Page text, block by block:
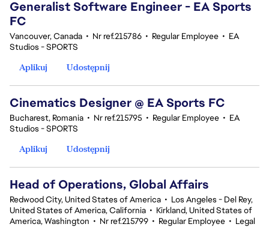
Generalist Software Engineer - EA Sports
FC
Vancouver, Canada • Nr ref.215786 • Regular Employee • EA
Studios - SPORTS
Aplikuj
Udostępnij
Cinematics Designer @ EA Sports FC
Bucharest, Romania • Nr ref.215795 • Regular Employee • EA
Studios - SPORTS
Aplikuj
Udostępnij
Head of Operations, Global Affairs
Redwood City, United States of America • Los Angeles - Del Rey,
United States of America, California • Kirkland, United States of
America, Washington • Nr ref.215799 • Regular Employee • Legal